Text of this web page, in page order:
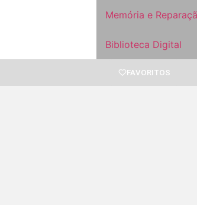
Memória e
Biblioteca Digital
FAVORITOS